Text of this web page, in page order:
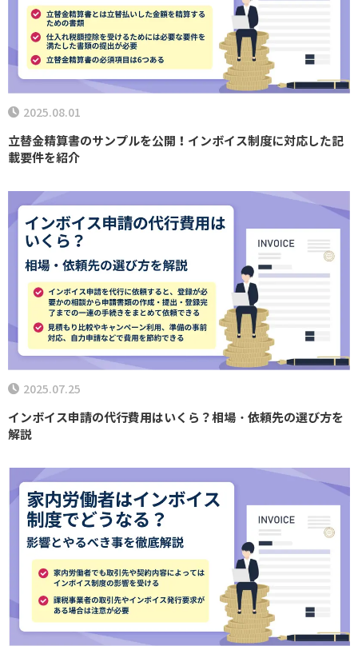
立替金精算書のサンプルを公開！インボイス制度に対応した記
載要件を紹介
2025.08.01
インボイス申請の代行費用はいくら？相場・依頼先の選び方を
解説
2025.07.25